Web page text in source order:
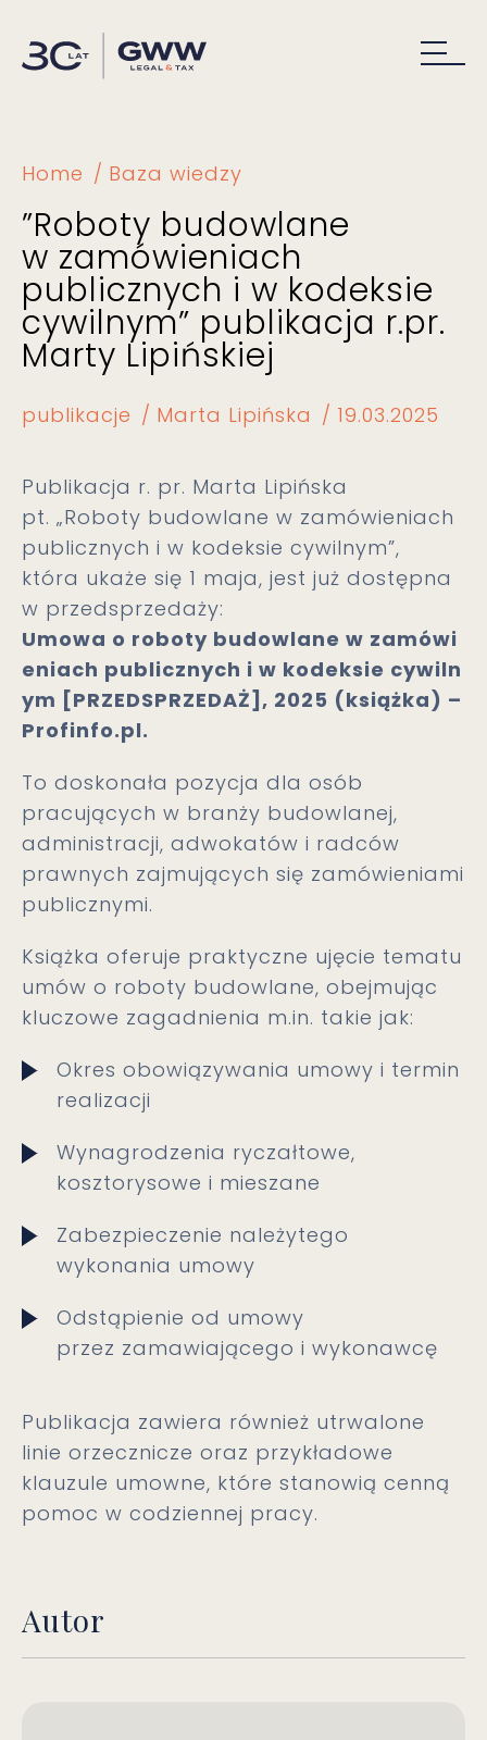
Home Baza wiedzy
”Roboty budowlane
w zamówieniach
publicznych i w kodeksie
cywilnym” publikacja r.pr.
Marty Lipińskiej
publikacje Marta Lipińska 19.03.2025
Publikacja r. pr. Marta Lipińska
pt. „Roboty budowlane w zamówieniach
publicznych i w kodeksie cywilnym”,
która ukaże się 1 maja, jest już dostępna
w przedsprzedaży:
Umowa o roboty budowlane w zamówi
eniach publicznych i w kodeksie cywiln
ym [PRZEDSPRZEDAŻ], 2025 (książka) –
Profinfo.pl.
To doskonała pozycja dla osób
pracujących w branży budowlanej,
administracji, adwokatów i radców
prawnych zajmujących się zamówieniami
publicznymi.
Książka oferuje praktyczne ujęcie tematu
umów o roboty budowlane, obejmując
kluczowe zagadnienia m.in. takie jak:
Okres obowiązywania umowy i termin
realizacji
Wynagrodzenia ryczałtowe,
kosztorysowe i mieszane
Zabezpieczenie należytego
wykonania umowy
Odstąpienie od umowy
przez zamawiającego i wykonawcę
Publikacja zawiera również utrwalone
linie orzecznicze oraz przykładowe
klauzule umowne, które stanowią cenną
pomoc w codziennej pracy.
Autor